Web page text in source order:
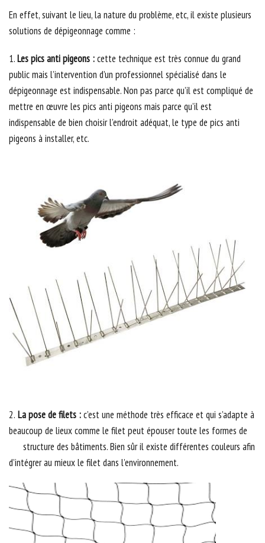
En effet, suivant le lieu, la nature du problème, etc, il existe plusieurs
solutions de dépigeonnage comme :
1.Les pics anti pigeons :cette technique est très connue du grand
public mais l’intervention d’un professionnel spécialisé dans le
dépigeonnage est indispensable. Non pas parce qu’il est compliqué de
mettre en œuvre les pics anti pigeons mais parce qu’il est
indispensable de bien choisir l’endroit adéquat, le type de pics anti
pigeons à installer, etc.
2. La pose de filets :c’est une méthode très efficace et qui s’adapte à
beaucoup de lieux comme le filet peut épouser toute les formes de
structure des bâtiments. Bien sûr il existe différentes couleurs afin
d’intégrer au mieux le filet dans l’environnement.